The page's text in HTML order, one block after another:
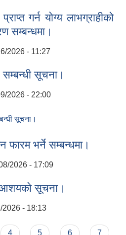
गर्न योग्य लाभग्राहीको
सम्बन्धमा।
2026 - 11:27
सम्बन्धमा।
सूचना।
2026 - 22:00
सूचना।
फारम भर्ने सम्बन्धमा।
2026 - 17:09
आशयको सूचना।
2026 - 18:13
4 5 6
7